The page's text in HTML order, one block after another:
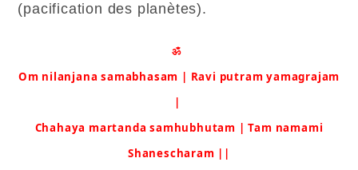
(pacification des planètes).
ॐ
Om nilanjana samabhasam | Ravi putram yamagrajam
|
Chahaya martanda samhubhutam | Tam namami
Shanescharam ||